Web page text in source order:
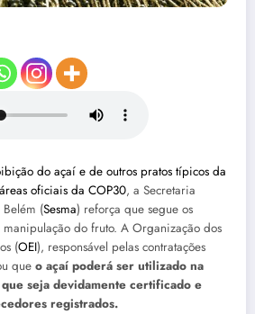
do açaí e de outros pratos típicos da
oficiais da COP30, a Secretaria
(Sesma) reforça que segue os
manipulação do fruto. A Organização dos
(OEI), responsável pelas contratações
que o açaí poderá ser utilizado na
seja devidamente certificado e
registrados.